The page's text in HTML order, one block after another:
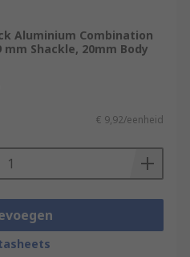
Aluminium Combination
Shackle, 20mm Body
€ 9,92/eenheid